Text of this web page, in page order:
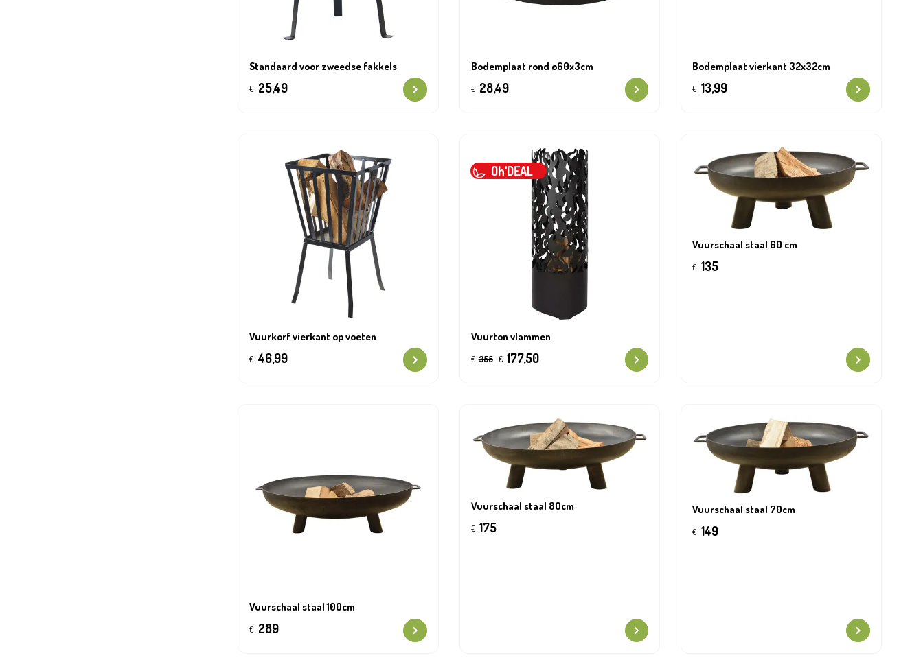
Standaard voor zweedse fakkels
€ 25,49
Bodemplaat rond ø60x3cm
€ 28,49
Bodemplaat vierkant 32x32cm
€ 13,99
Vuurkorf vierkant op voeten
€ 46,99
Oh'DEAL
Vuurton vlammen
€ 355 € 177,50
Vuurschaal staal 60 cm
€ 135
Vuurschaal staal 100cm
€ 289
Vuurschaal staal 80cm
€ 175
Vuurschaal staal 70cm
€ 149